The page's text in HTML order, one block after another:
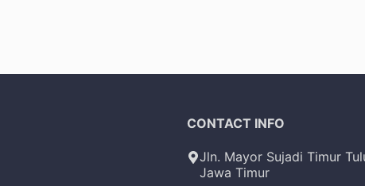
CONTACT INFO
Jln. Mayor Sujadi Timur
Jawa Timur